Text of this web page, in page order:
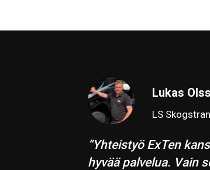
Lukas
LS
“Yhteistyö ExTen
hyvää palvelua. Vain